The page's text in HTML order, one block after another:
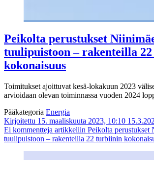
Peikolta perustukset
tuulipuistoon – rakenteilla
kokonaisuus
Toimitukset ajoittuvat kesä-lokakuun 2023
arvioidaan olevan toiminnassa vuoden 2024
Pääkategoria Energia
Kirjoitettu 15. maaliskuuta 2023, 10:10
Ei kommentteja artikkeliin Peikolta perustukset
tuulipuistoon – rakenteilla 22 turbiinin